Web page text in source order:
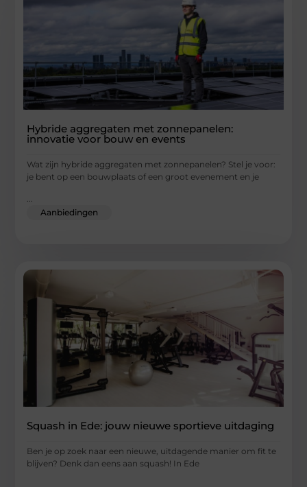
Hybride aggregaten met zonnepanelen:
innovatie voor bouw en events
Wat zijn hybride aggregaten met zonnepanelen? Stel je voor:
je bent op een bouwplaats of een groot evenement en je
...
Aanbiedingen
Squash in Ede: jouw nieuwe sportieve uitdaging
Ben je op zoek naar een nieuwe, uitdagende manier om fit te
blijven? Denk dan eens aan squash! In Ede